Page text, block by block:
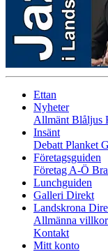
Ettan
Nyheter
Allmänt Blåljus
Insänt
Debatt Planket
Företagsguiden
Företag A-Ö
Lunchguiden
Galleri Direkt
Landskrona
Allmänna villkor
Kontakt
Mitt konto